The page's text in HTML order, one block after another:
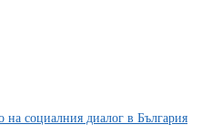
на социалния диалог в България